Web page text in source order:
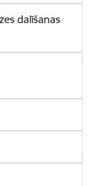
dalīšanas